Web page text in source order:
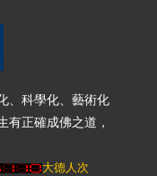
、科學化、藝術化
有正確成佛之道，
大德人次